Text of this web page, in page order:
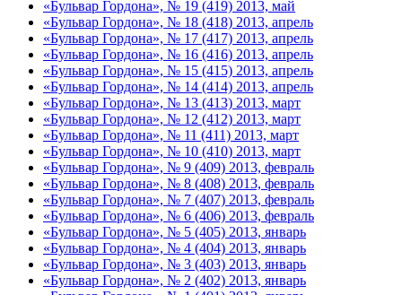
«Бульвар Гордона», № 19 (419) 2013, май
«Бульвар Гордона», № 18 (418) 2013, апрель
«Бульвар Гордона», № 17 (417) 2013, апрель
«Бульвар Гордона», № 16 (416) 2013, апрель
«Бульвар Гордона», № 15 (415) 2013, апрель
«Бульвар Гордона», № 14 (414) 2013, апрель
«Бульвар Гордона», № 13 (413) 2013, март
«Бульвар Гордона», № 12 (412) 2013, март
«Бульвар Гордона», № 11 (411) 2013, март
«Бульвар Гордона», № 10 (410) 2013, март
«Бульвар Гордона», № 9 (409) 2013, февраль
«Бульвар Гордона», № 8 (408) 2013, февраль
«Бульвар Гордона», № 7 (407) 2013, февраль
«Бульвар Гордона», № 6 (406) 2013, февраль
«Бульвар Гордона», № 5 (405) 2013, январь
«Бульвар Гордона», № 4 (404) 2013, январь
«Бульвар Гордона», № 3 (403) 2013, январь
«Бульвар Гордона», № 2 (402) 2013, январь